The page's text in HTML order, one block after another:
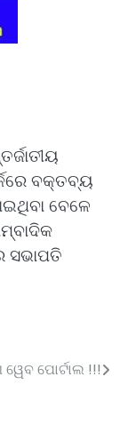
ବକ୍ତବ୍ୟ
ବେଳେ
ସଭାପତି
ୱେବ ପୋର୍ଟାଲ !!!